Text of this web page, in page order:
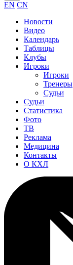
EN CN
Новости
Видео
Календарь
Таблицы
Клубы
Игроки
Игроки
Тренеры
Судьи
Судьи
Статистика
Фото
ТВ
Реклама
Медицина
Контакты
О КХЛ